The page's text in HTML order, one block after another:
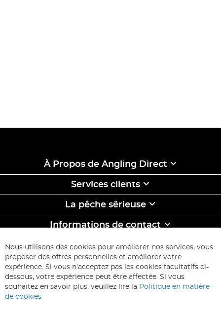
À Propos de Angling Direct
Services clients
La pêche sêrieuse
Informations de contact
ABONNEZ-VOUS & ECONOMISEZ
Inscription
à
d’information
:
Inscription
Nous utilisons des cookies pour améliorer nos services, vous
proposer des offres personnelles et améliorer votre
expérience. Si vous n'acceptez pas les cookies facultatifs ci-
dessous, votre expérience peut être affectée. Si vous
souhaitez en savoir plus, veuillez lire la Politique en matière
de cookies